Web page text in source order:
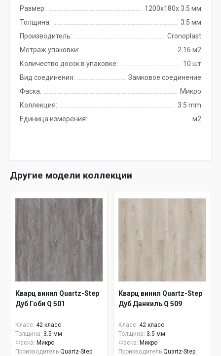
Размер:
1200х180х 3.5 мм
Толщина:
3.5 мм
Производитель:
Cronoplast
Метраж упаковки:
2.16 м2
Количество досок в упаковке:
10 шт
Вид соединения:
Замковое соединение
Фаска:
Микро
Коллекция:
3.5 mm
Единица измерения:
м2
Другие модели коллекции
Кварц винил Quartz-Step
Дуб Гоби Q 501
Класс: 42 класс
Толщина: 3.5 мм
Фаска: Микро
Производитель Quartz-Step
Кварц винил Quartz-Step
Дуб Данкиль Q 509
Класс: 42 класс
Толщина: 3.5 мм
Фаска: Микро
Производитель Quartz-Step